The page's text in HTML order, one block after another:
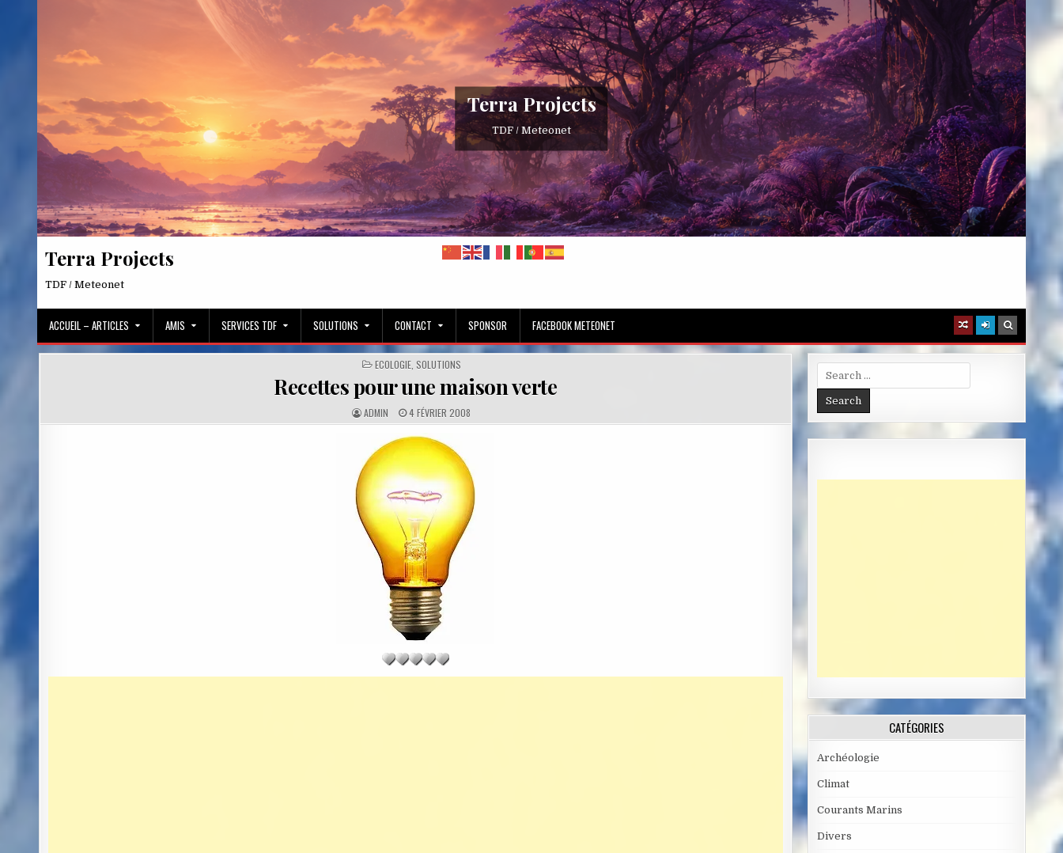
Terra Projects
TDF / Meteonet
Terra Projects
TDF / Meteonet
ACCUEIL – ARTICLES AMIS SERVICES TDF SOLUTIONS CONTACT SPONSOR FACEBOOK METEONET
POSTED
IN
ECOLOGIE, SOLUTIONS
Recettes pour une maison verte
A
U
R
:
ADMIN P
U
L
I
S
H
E
D
D
A
T
E
:
4 FÉVRIER 2008
Search
for:
CATÉGORIES
Archéologie
Climat
Courants Marins
Divers